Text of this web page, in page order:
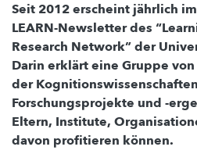
Seit 2012 erscheint jährlich
LEARN-Newsletter des
Research Network” der
Darin erklärt eine Gruppe
der
Forschungsprojekte und -
Eltern, Institute,
davon profitieren können.